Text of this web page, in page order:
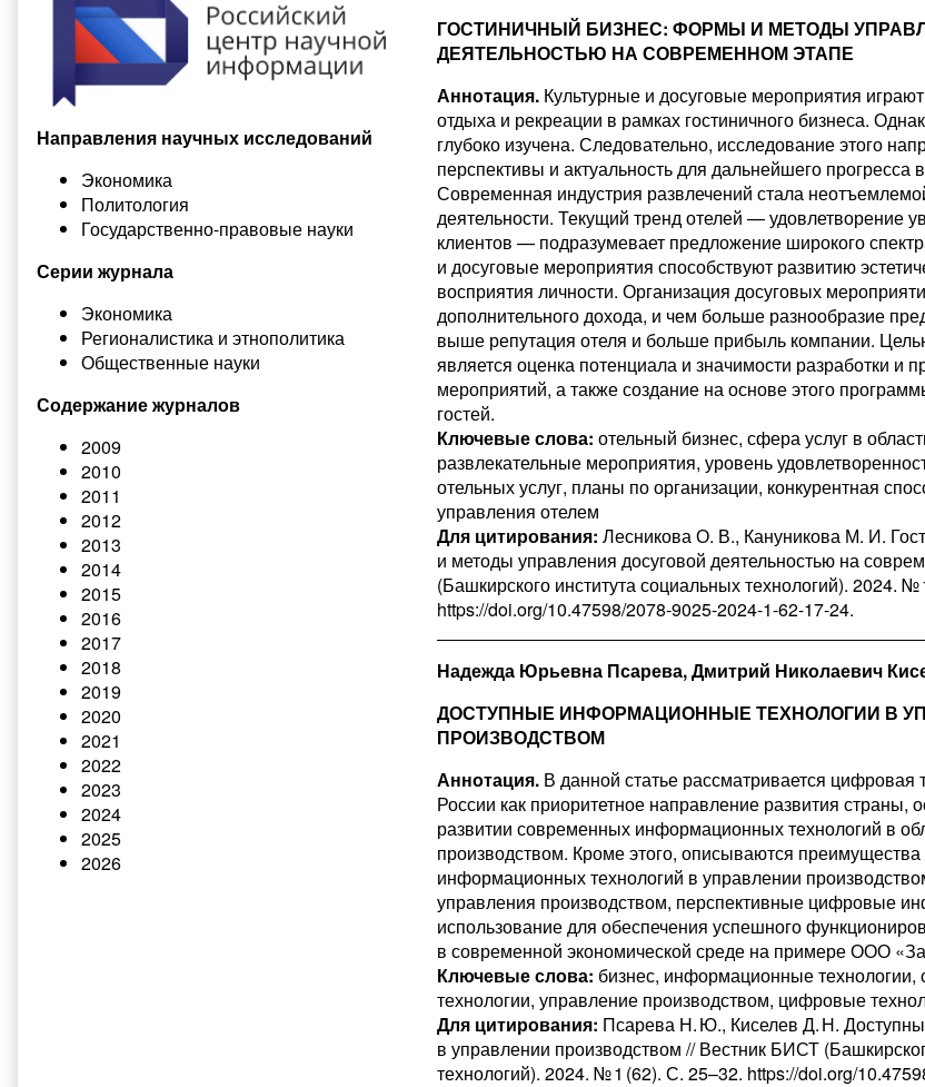
ГОСТИНИЧНЫЙ БИЗНЕС: ФОРМЫ И МЕТОДЫ
ДЕЯТЕЛЬНОСТЬЮ НА СОВРЕМЕННОМ ЭТАПЕ
Аннотация.Культурные и досуговые мероприятия
отдыха и рекреации в рамках гостиничного бизнеса.
глубоко изучена. Следовательно, исследование этого
перспективы и актуальность для дальнейшего прогресса
Современная индустрия развлечений стала
деятельности. Текущий тренд отелей — удовлетворение
клиентов — подразумевает предложение широкого
и досуговые мероприятия способствуют развитию
восприятия личности. Организация досуговых
дополнительного дохода, и чем больше разнообразие
выше репутация отеля и больше прибыль компании.
является оценка потенциала и значимости разработки и
мероприятий, а также создание на основе этого
гостей.
Ключевые слова: отельный бизнес, сфера услуг в
развлекательные мероприятия, уровень
отельных услуг, планы по организации, конкурентная
управления отелем
Для цитирования: Лесникова О. В., Кануникова М. И.
и методы управления досуговой деятельностью на
(Башкирского института социальных технологий). 2024. №
https://doi.org/10.47598/2078-9025-2024-1-62-17-24.
Надежда Юрьевна Псарева, Дмитрий Николаевич
ДОСТУПНЫЕ ИНФОРМАЦИОННЫЕ ТЕХНОЛОГИИ В
ПРОИЗВОДСТВОМ
Аннотация.В данной статье рассматривается цифровая
России как прио­ритетное направление развития страны,
развитии современных информационных технологий в
производством. Кроме этого, описываются преимущества
информационных технологий в управлении
управления производством, перспективные цифровые
использование для обеспечения успешного
в современной экономической среде на примере ООО
Ключевые слова: бизнес, информационные технологии,
технологии, управление производством, цифровые
Для цитирования: Псарева Н. Ю., Киселев Д. Н.
в управлении производством // Вестник БИСТ
технологий). 2024. № 1 (62). С. 25–32. https://doi.org/
Направления научных исследований
Экономика
Политология
Государственно-правовые науки
Серии журнала
Экономика
Регионалистика и этнополитика
Общественные науки
Содержание журналов
2009
2010
2011
2012
2013
2014
2015
2016
2017
2018
2019
2020
2021
2022
2023
2024
2025
2026